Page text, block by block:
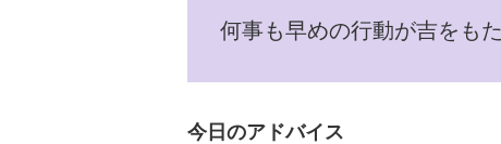
何事も早めの行動が吉をも
今日のアドバイス